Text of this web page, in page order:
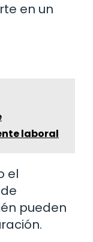
en un
laboral
el
pueden